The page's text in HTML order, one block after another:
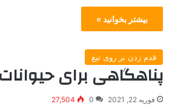
بیشتر بخوانید »
قدم زدن بر روی تیغ
پناهگاهی برای
فوریه 22, 2021 0
27,504